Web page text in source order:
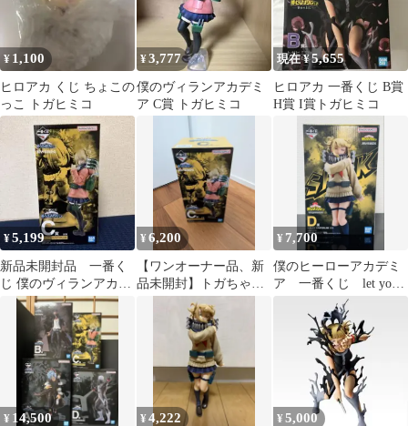
¥ 1,100
ヒロアカ くじ ちょこの
っこ トガヒミコ
¥3,777
僕のヴィランアカデミ
ア C賞 トガヒミコ
現在 ¥5,655
ヒロアカ 一番くじ B賞
H賞 I賞トガヒミコ
¥5,199
新品未開封品 一番く
じ 僕のヴィランアカデ
ミア トガヒミコ C賞 フ
ィギュア
¥6,200
【ワンオーナー品、新
品未開封】トガちゃん
一番くじ 僕のヴィラン
アカデミア
¥ 7,700
僕のヒーローアカデミ
ア 一番くじ let you
down D賞 トガヒミコ
¥ 14,500 ¥4,222 ¥ 5,000